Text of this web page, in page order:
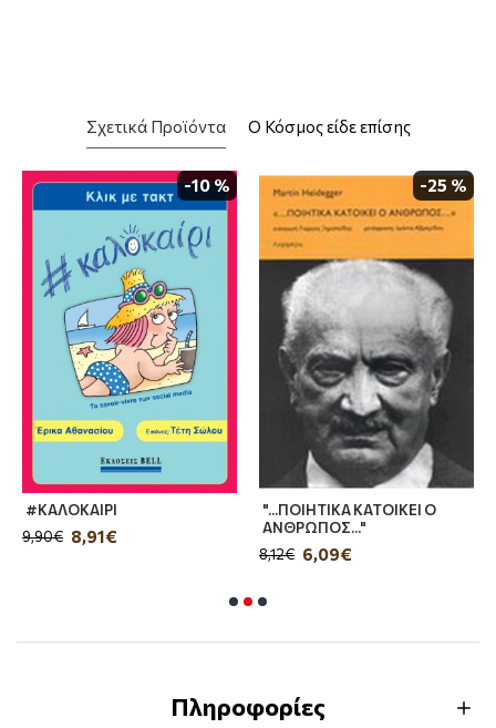
Σχετικά Προϊόντα Ο Κόσμος είδε επίσης
-10 %
#ΚΑΛΟΚΑΙΡΙ
8,91€
9,90€
-25 %
"...ΠΟΙΗΤΙΚΑ ΚΑΤΟΙΚΕΙ Ο
ΑΝΘΡΩΠΟΣ..."
6,09€
8,12€
Πληροφορίες